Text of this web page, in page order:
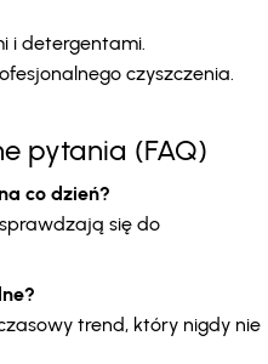
i detergentami.
czyszczenia.
pytania (FAQ)
co dzień?
się do
trend, który nigdy nie